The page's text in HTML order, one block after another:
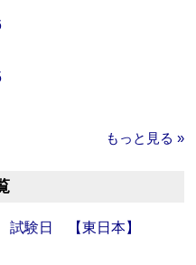
もっと見る »
験日 【東日本】